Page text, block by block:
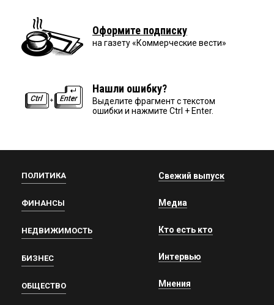
Оформите подписку
на газету «Коммерческие вести»
Нашли ошибку?
Выделите фрагмент с текстом
ошибки и нажмите Ctrl + Enter.
ПОЛИТИКА
ФИНАНСЫ
НЕДВИЖИМОСТЬ
БИЗНЕС
ОБЩЕСТВО
Свежий выпуск
Медиа
Кто есть кто
Интервью
Мнения